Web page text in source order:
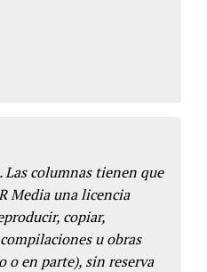
Las columnas tienen que
Media una licencia
copiar,
u obras
o en parte), sin reserva